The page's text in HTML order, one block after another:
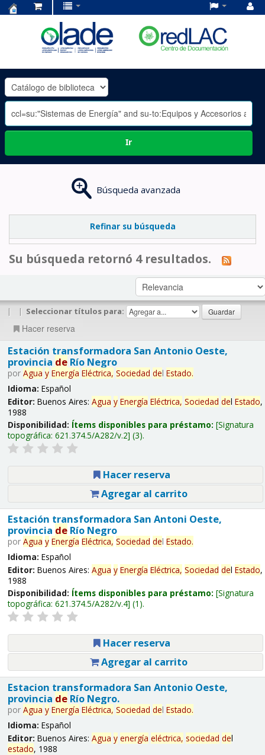
OLADE
-
Ir
Búsqueda avanzada
Refinar su búsqueda
Su búsqueda retornó 4 resultados.
| | Seleccionar títulos para:
Hacer reserva
Estación transformadora San Antonio Oeste,
provincia deRío Negro
por Agua y Energía Eléctrica, Sociedad del Estado.
Idioma: Español
Editor: Buenos Aires: Agua y Energía Eléctrica, Sociedad del Estado,
1988
Disponibilidad: Ítems disponibles para préstamo: Signatura
topográfica: 621.374.5/A282/v.2 (3).
Hacer reserva
Agregar al carrito
Estación transformadora San Antoni Oeste,
provincia deRío Negro
por Agua y Energía Eléctrica, Sociedad del Estado.
Idioma: Español
Editor: Buenos Aires: Agua y Energía Eléctrica, Sociedad del Estado,
1988
Disponibilidad: Ítems disponibles para préstamo: Signatura
topográfica: 621.374.5/A282/v.4 (1).
Hacer reserva
Agregar al carrito
Estacion transformadora San Antonio Oeste,
provincia deRío Negro.
por Agua y Energía Eléctrica, Sociedad del Estado.
Idioma: Español
Editor: Buenos Aires: Agua y energía eléctrica, sociedad del
estado, 1988